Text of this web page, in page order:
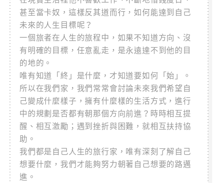
甚至當卡奴，這樣反其道而行，如何能達到自己
未來的人生目標呢？
一個旅者在人生的旅程中，如果不知道方向、沒
有明確的目標，任意亂走，是永遠達不到他的目
的地的。
唯有知道「終」是什麼，才知道要如何「始」。
所以在我們家，我們常常會討論未來我們希望自
己變成什麼樣子，擁有什麼樣的生活方式，進行
中的規劃是否都有朝那個方向前進？時時相互提
醒、相互激勵；遇到挫折與困難，就相互扶持協
助。
我們都是自己人生的旅行家，唯有深刻了解自己
想要什麼，我們才能夠努力朝著自己想要的路邁
進。